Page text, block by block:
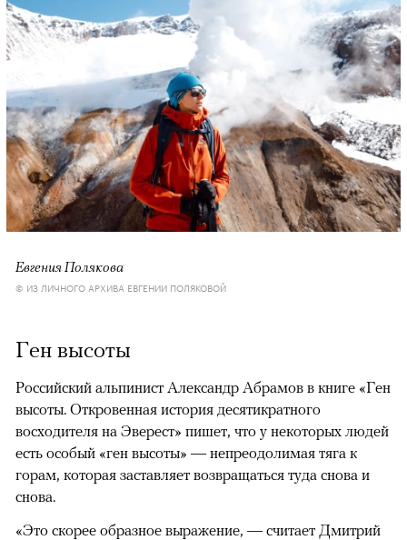
Евгения Полякова
© ИЗ ЛИЧНОГО АРХИВА ЕВГЕНИИ ПОЛЯКОВОЙ
Ген высоты
Российский альпинист Александр Абрамов в книге «Ген
высоты. Откровенная история десятикратного
восходителя на Эверест» пишет, что у некоторых людей
есть особый «ген высоты» — непреодолимая тяга к
горам, которая заставляет возвращаться туда снова и
снова.
«Это скорее образное выражение, — считает Дмитрий